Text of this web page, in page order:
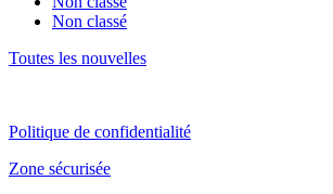
Non classé
Toutes les nouvelles
Politique de confidentialité
Zone sécurisée